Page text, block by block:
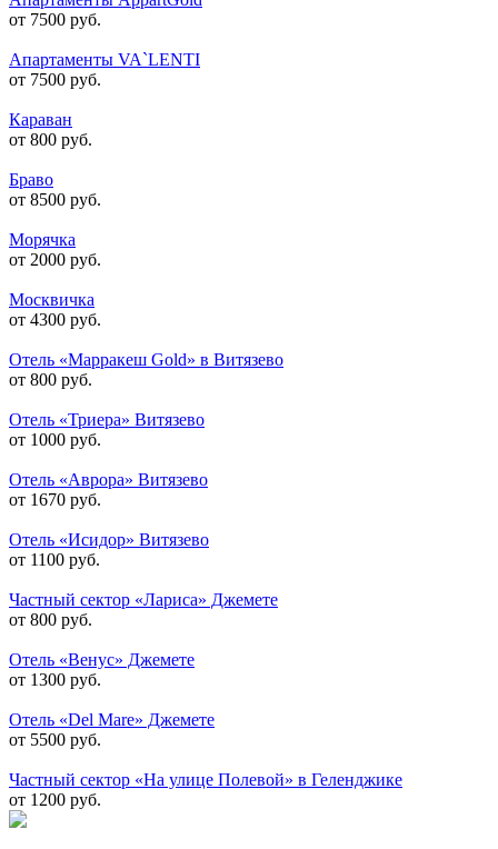
от 7500 руб.
Апартаменты VA`LENTI
от 7500 руб.
Караван
от 800 руб.
Браво
от 8500 руб.
Морячка
от 2000 руб.
Москвичка
от 4300 руб.
Отель «Марракеш Gold» в Витязево
от 800 руб.
Отель «Триера» Витязево
от 1000 руб.
Отель «Аврора» Витязево
от 1670 руб.
Отель «Исидор» Витязево
от 1100 руб.
Частный сектор «Лариса» Джемете
от 800 руб.
Отель «Венус» Джемете
от 1300 руб.
Отель «Del Mare» Джемете
от 5500 руб.
Частный сектор «На улице Полевой» в Геленджике
от 1200 руб.